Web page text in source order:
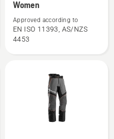
tuotteesta
Turvahousut,
Technical
Women
Women
Approved according to
EN ISO 11393, AS/NZS
4453